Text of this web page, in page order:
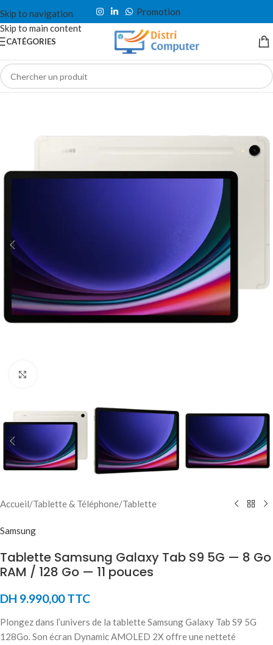
Skip to navigation
Skip to main content
Promotion
CATÉGORIES
Accueil/Tablette & Téléphone/Tablette
Samsung
Tablette Samsung Galaxy Tab S9 5G — 8 Go
RAM / 128 Go — 11 pouces
DH 9.990,00TTC
Plongez dans l’univers de la tablette Samsung Galaxy Tab S9 5G
128Go. Son écran Dynamic AMOLED 2X offre une netteté